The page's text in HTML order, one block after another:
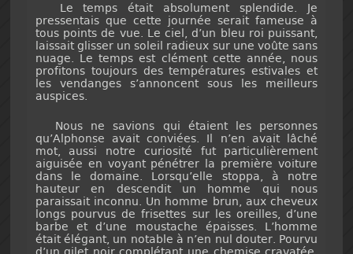
Le temps était absolument splendide. Je
pressentais que cette journée serait fameuse à
tous points de vue. Le ciel, d’un bleu roi puissant,
laissait glisser un soleil radieux sur une voûte sans
nuage. Le temps est clément cette année, nous
profitons toujours des températures estivales et
les vendanges s’annoncent sous les meilleurs
auspices.
Nous ne savions qui étaient les personnes
qu’Alphonse avait conviées. Il n’en avait lâché
mot, aussi notre curiosité fut particulièrement
aiguisée en voyant pénétrer la première voiture
dans le domaine. Lorsqu’elle stoppa, à notre
hauteur en descendit un homme qui nous
paraissait inconnu. Un homme brun, aux cheveux
longs pourvus de frisettes sur les oreilles, d’une
barbe et d’une moustache épaisses. L’homme
était élégant, un notable à n’en nul douter. Pourvu
d’un gilet noir complétant une chemise cravatée,